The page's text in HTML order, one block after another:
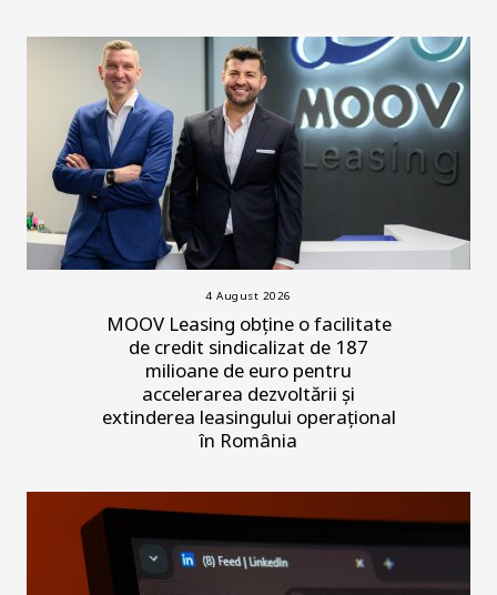
4 August 2026
MOOV Leasing obține o facilitate
de credit sindicalizat de 187
milioane de euro pentru
accelerarea dezvoltării și
extinderea leasingului operațional
în România